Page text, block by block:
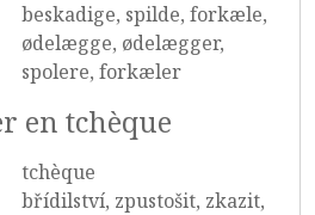
beskadige, spilde, forkæle,
ødelægge, ødelægger,
spolere, forkæler
en tchèque
tchèque
břídilství, zpustošit, zkazit,